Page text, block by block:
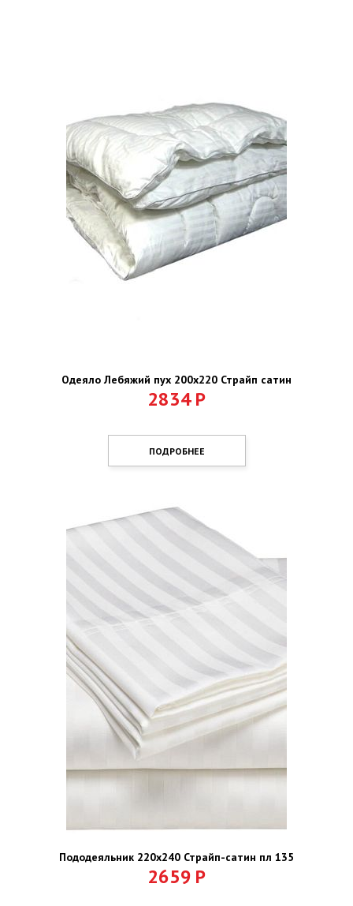
Одеяло Лебяжий пух 200х220 Страйп сатин
2834Р
ПОДРОБНЕЕ
Пододеяльник 220х240 Страйп-сатин пл 135
2659 Р